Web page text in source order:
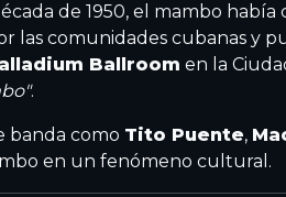
de 1950, el mambo había
las comunidades cubanas y
Ballroom en la
.
banda como Tito Puente,
en un fenómeno cultural.